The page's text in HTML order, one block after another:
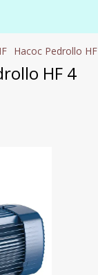
Насос Pedrollo
HF 4